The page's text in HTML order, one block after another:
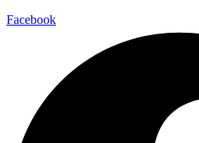
Facebook